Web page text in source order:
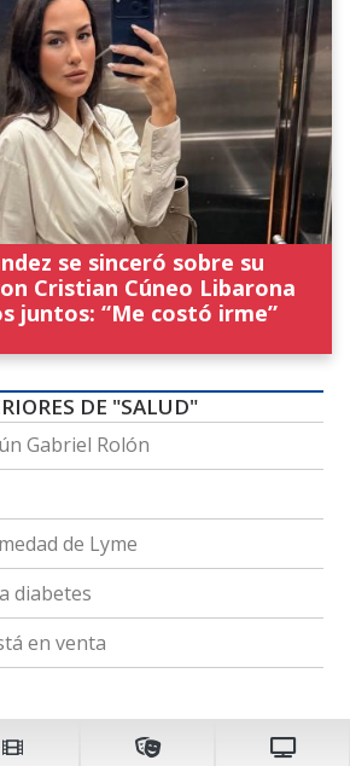
se sinceró sobre su
Cristian Cúneo Libarona
juntos: “Me costó irme”
DE "SALUD"
Gabriel Rolón
de Lyme
diabetes
en venta